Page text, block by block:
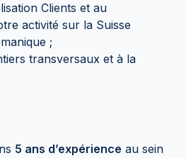
Clients et au
activité sur la Suisse
;
transversaux et à la
5 ans d’expérience au sein